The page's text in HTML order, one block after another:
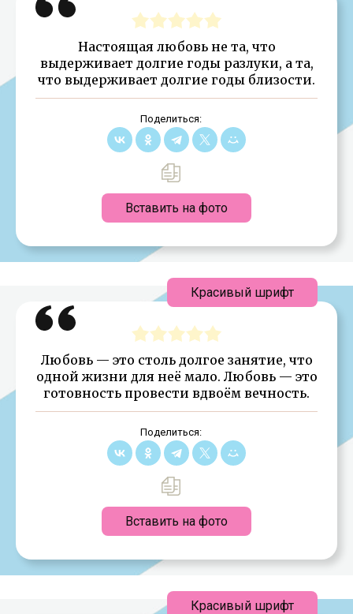
Настоящая любовь не та, что
выдерживает долгие годы разлуки, а та,
что выдерживает долгие годы близости.
Поделиться:
Вставить на фото
Любовь — это столь долгое занятие, что
одной жизни для неё мало. Любовь — это
готовность провести вдвоём вечность.
Поделиться:
Вставить на фото
Красивый шрифт
Красивый шрифт